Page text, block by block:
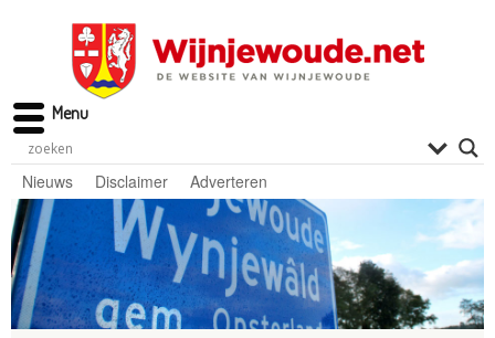
Nieuws Disclaimer Adverteren
Menu